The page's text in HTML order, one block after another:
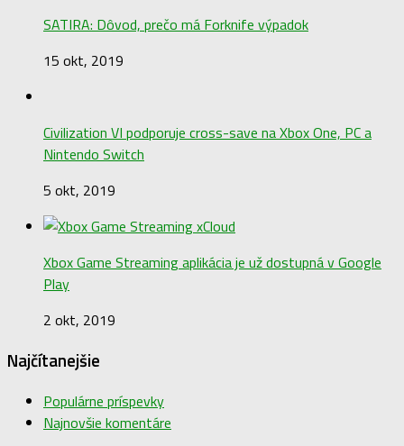
SATIRA: Dôvod, prečo má Forknife výpadok
15 okt, 2019
Civilization VI podporuje cross-save na Xbox One, PC a
Nintendo Switch
5 okt, 2019
Xbox Game Streaming aplikácia je už dostupná v Google
Play
2 okt, 2019
Najčítanejšie
Populárne príspevky
Najnovšie komentáre